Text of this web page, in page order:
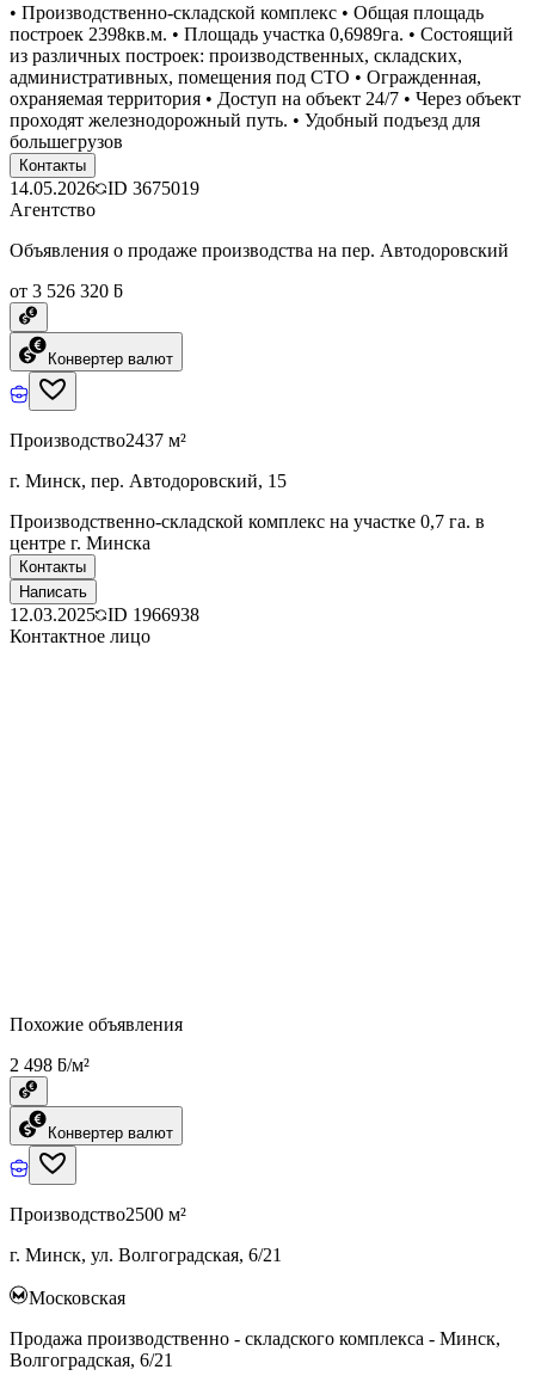
• Производственно-складской комплекс • Общая площадь
построек 2398кв.м. • Площадь участка 0,6989га. • Состоящий
из различных построек: производственных, складских,
административных, помещения под СТО • Огражденная,
охраняемая территория • Доступ на объект 24/7 • Через объект
проходят железнодорожный путь. • Удобный подъезд для
большегрузов
Контакты
14.05.2026 ID 3675019
Агентство
Объявления о продаже производства на пер. Автодоровский
от 3 526 320 ƃ
Конвертер валют
Производство2437 м²
г. Минск, пер. Автодоровский, 15
Производственно-складской комплекс на участке 0,7 га. в
центре г. Минска
Контакты
Написать
12.03.2025 ID 1966938
Контактное лицо
Похожие объявления
2 498 ƃ/м²
Конвертер валют
Производство2500 м²
г. Минск, ул. Волгоградская, 6/21
Московская
Продажа производственно - складского комплекса - Минск,
Волгоградская, 6/21